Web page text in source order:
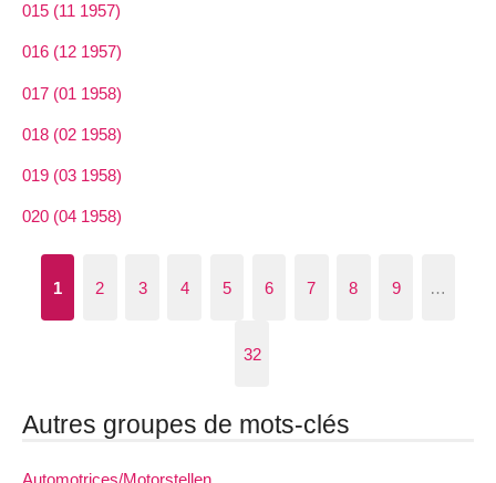
015 (11 1957)
016 (12 1957)
017 (01 1958)
018 (02 1958)
019 (03 1958)
020 (04 1958)
1 2 3 4 5 6 7 8 9 …
32
Autres groupes de mots-clés